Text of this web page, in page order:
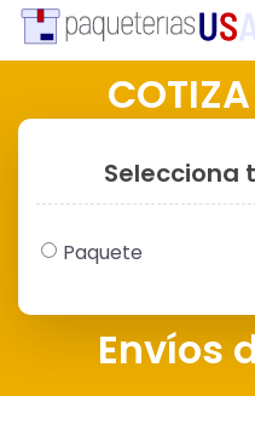
Selecciona
Paquete
Envíos